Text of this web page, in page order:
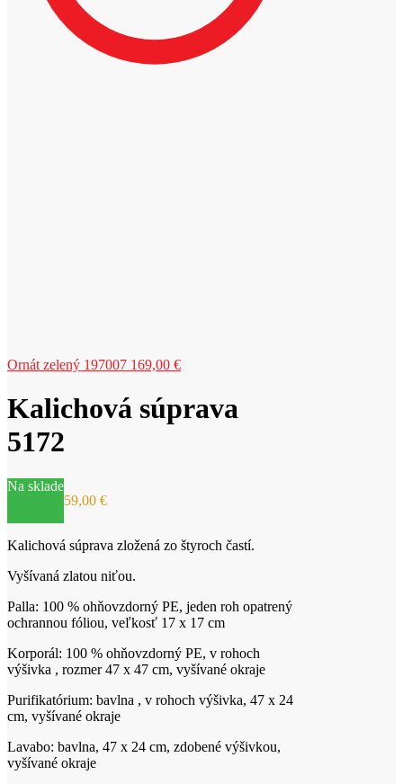
Ornát zelený 197007 169,00 €
Kalichová súprava
5172
Na sklade
59,00 €
Kalichová súprava zložená zo štyroch častí.
Vyšívaná zlatou niťou.
Palla: 100 % ohňovzdorný PE, jeden roh opatrený
ochrannou fóliou, veľkosť 17 x 17 cm
Korporál: 100 % ohňovzdorný PE, v rohoch
výšivka , rozmer 47 x 47 cm, vyšívané okraje
Purifikatórium: bavlna , v rohoch výšivka, 47 x 24
cm, vyšívané okraje
Lavabo: bavlna, 47 x 24 cm, zdobené výšivkou,
vyšívané okraje